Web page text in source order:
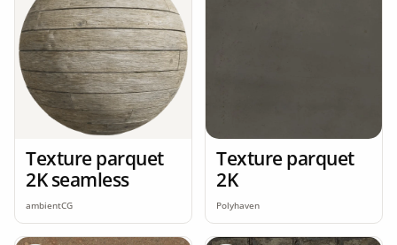
Texture parquet
2K seamless
ambientCG
Texture parquet
2K
Polyhaven